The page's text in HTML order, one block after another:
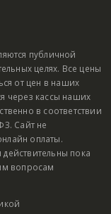
публичной
целях. Все цены
от цен в наших
через кассы наших
в соответствии
Сайт не
оплаты.
пока
вопросам